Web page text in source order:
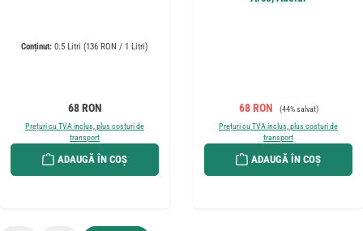
Conținut: 0.5 Litri (136 RON / 1 Litri)
Preț obișnuit:
68 RON
Prețuri cu TVA inclus, plus costuri de
transport
ADAUGĂ ÎN COȘ
Preț de vânzare:
68 RON Preț obișnuit:
(44% salvat)
Prețuri cu TVA inclus, plus costuri de
transport
ADAUGĂ ÎN COȘ